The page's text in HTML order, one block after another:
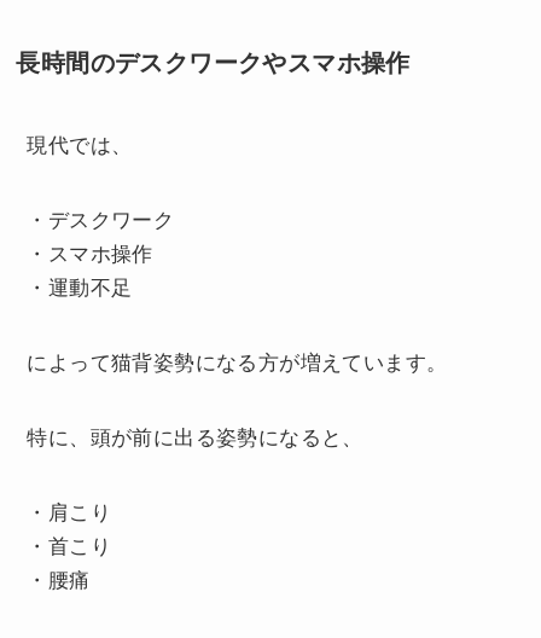
長時間のデスクワークやスマホ操作
現代では、
・デスクワーク
・スマホ操作
・運動不足
によって猫背姿勢になる方が増えています。
特に、頭が前に出る姿勢になると、
・肩こり
・首こり
・腰痛